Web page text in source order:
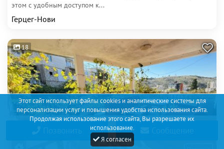
Этот сайт использует файлы cookies и аналитические системы для
персонализации услуг и повышения удобства использования сайта.
Продолжая использование этого сайта, Вы разрешаете их
использование.
Я согласен
этом с удобным доступом к...
Герцег-Нови
18
Позвонить Сообщение